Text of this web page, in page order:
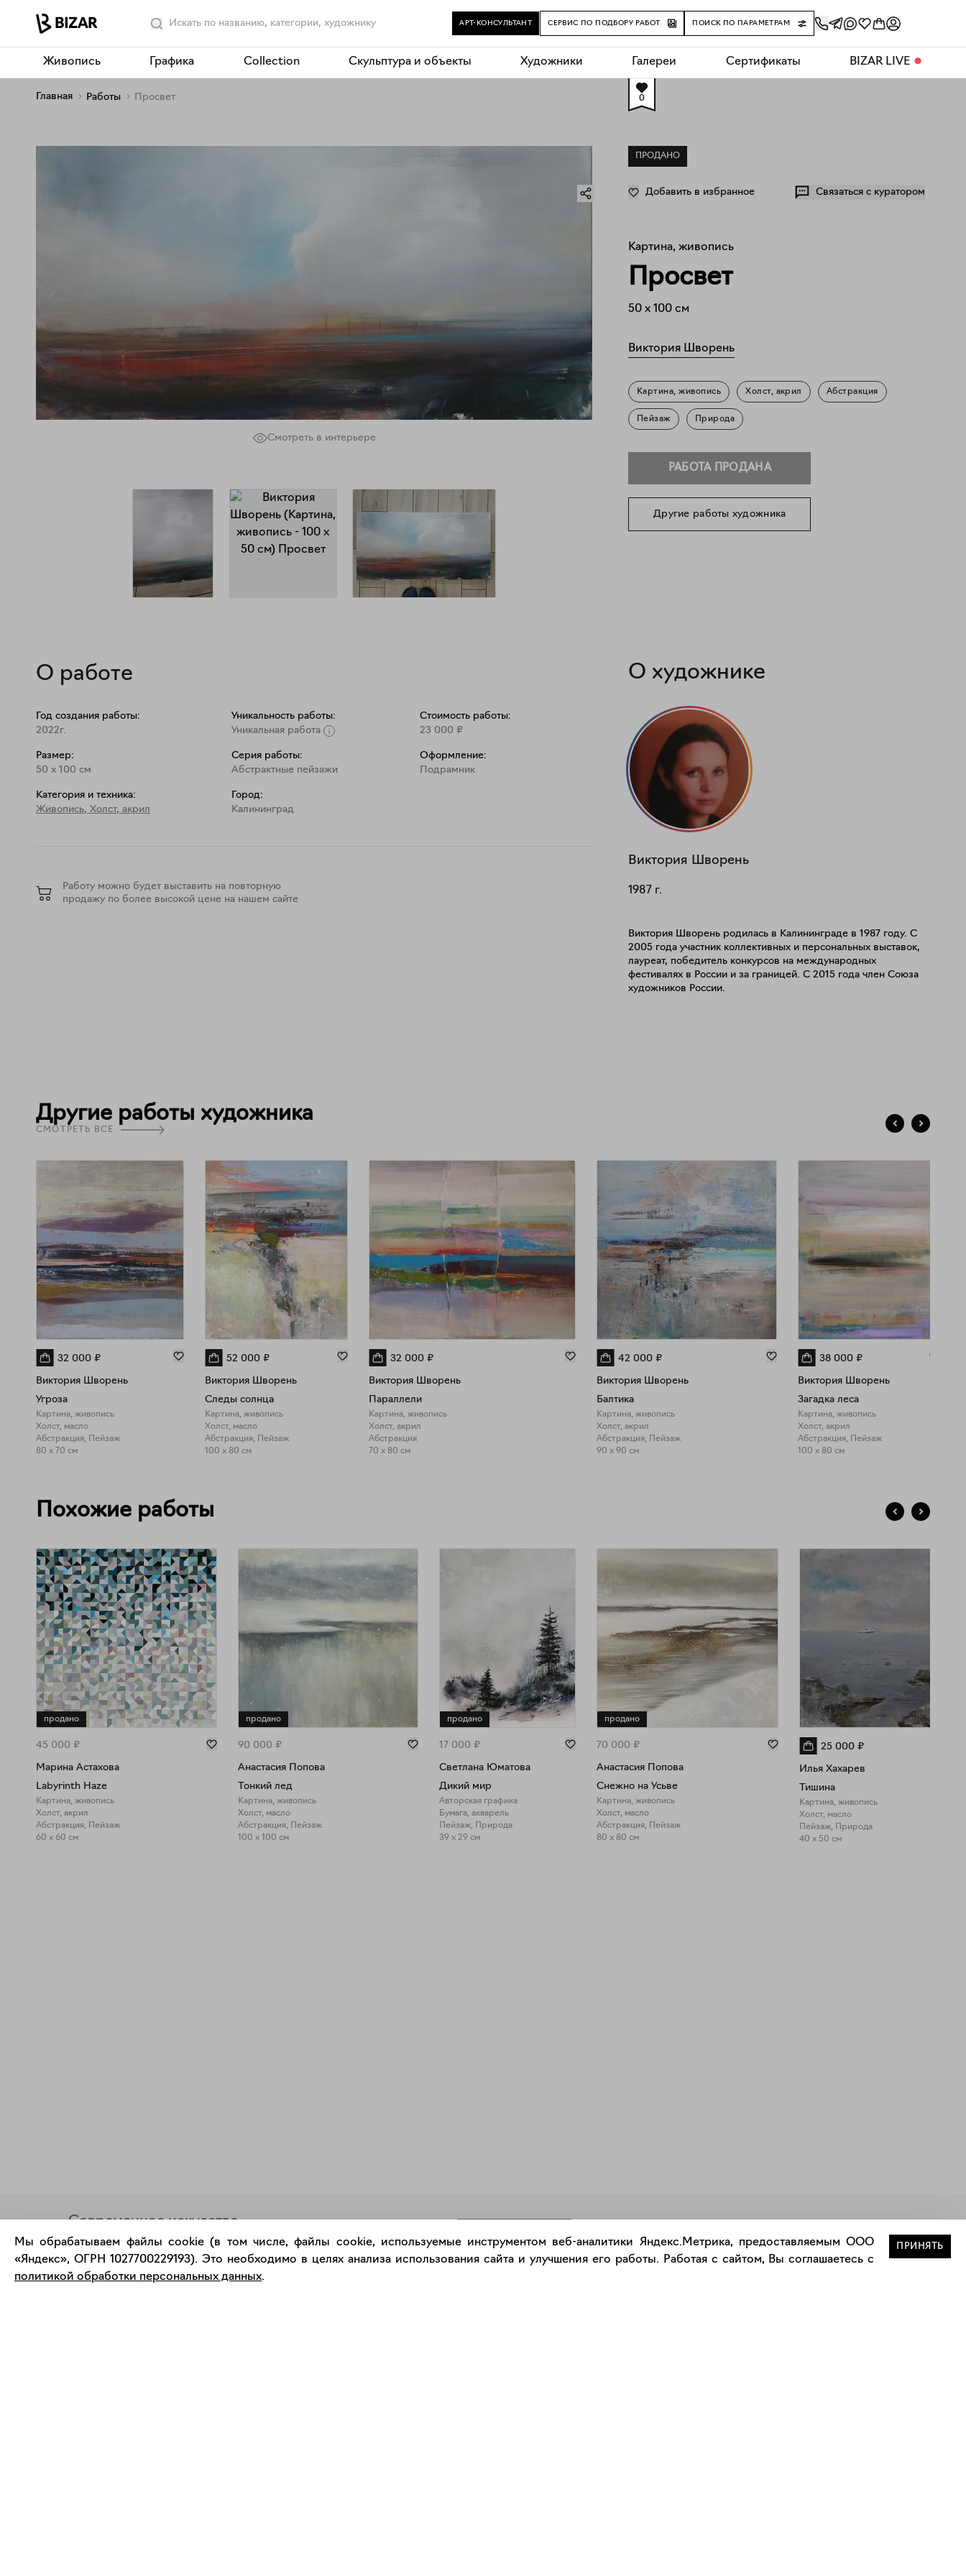
АРТ-КОНСУЛЬТАНТ СЕРВИС ПО ПОДБОРУ РАБОТ ПОИСК ПО ПАРАМЕТРАМ
Живопись Графика Collection Скульптура и объекты Художники Галереи Сертификаты BIZAR LIVE ⬤
Главная Работы Просвет
Смотреть в интерьере
ПРОДАНО
0
Добавить в избранное Связаться с куратором
Картина, живопись
Просвет
50 x 100 см
Виктория Шворень
Картина, живопись Холст, акрил Абстракция
Пейзаж Природа
РАБОТА ПРОДАНА
Другие работы художника
О работе
Год создания работы:
2022г.
Размер:
50 x 100 см
Категория и техника:
Живопись, Холст, акрил
Уникальность работы:
Уникальная работа
Серия работы:
Абстрактные пейзажи
Город:
Калининград
Стоимость работы:
23 000 ₽
Оформление:
Подрамник
Работу можно будет выставить на повторную
продажу по более высокой цене на нашем сайте
О художнике
Виктория Шворень
1987 г.
Виктория Шворень родилась в Калининграде в 1987 году. С
2005 года участник коллективных и персональных выставок,
лауреат, победитель конкурсов на международных
фестивалях в России и за границей. С 2015 года член Союза
художников России.
Другие работы художника
СМОТРЕТЬ ВСЕ
32 000 ₽
Виктория Шворень
Угроза
Картина, живопись
Холст, масло
Абстракция, Пейзаж
80 x 70 см
52 000 ₽
Виктория Шворень
Следы солнца
Картина, живопись
Холст, масло
Абстракция, Пейзаж
100 x 80 см
32 000 ₽
Виктория Шворень
Параллели
Картина, живопись
Холст, акрил
Абстракция
70 x 80 см
42 000 ₽
Виктория Шворень
Балтика
Картина, живопись
Холст, акрил
Абстракция, Пейзаж
90 x 90 см
38 000 ₽
Виктория Шворень
Загадка леса
Картина, живопись
Холст, акрил
Абстракция, Пейзаж
100 x 80 см
Похожие работы
продано
45 000 ₽
Марина Астахова
Labyrinth Haze
Картина, живопись
Холст, акрил
Абстракция, Пейзаж
60 x 60 см
продано
90 000 ₽
Анастасия Попова
Тонкий лед
Картина, живопись
Холст, масло
Абстракция, Пейзаж
100 x 100 см
продано
17 000 ₽
Светлана Юматова
Дикий мир
Авторская графика
Бумага, акварель
Пейзаж, Природа
39 x 29 см
продано
70 000 ₽
Анастасия Попова
Снежно на Усьве
Картина, живопись
Холст, масло
Абстракция, Пейзаж
80 x 80 см
25 000 ₽
Илья Хахарев
Тишина
Картина, живопись
Холст, масло
Пейзаж, Природа
40 x 50 см
Современное искусство
онлайн
Мы обрабатываем файлы cookie (в том числе, файлы cookie, используемые инструментом веб-аналитики Яндекс.Метрика, предоставляемым ООО
«Яндекс», ОГРН 1027700229193). Это необходимо в целях анализа использования сайта и улучшения его работы. Работая с сайтом, Вы соглашаетесь с
политикой обработки персональных данных.
ПРИНЯТЬ